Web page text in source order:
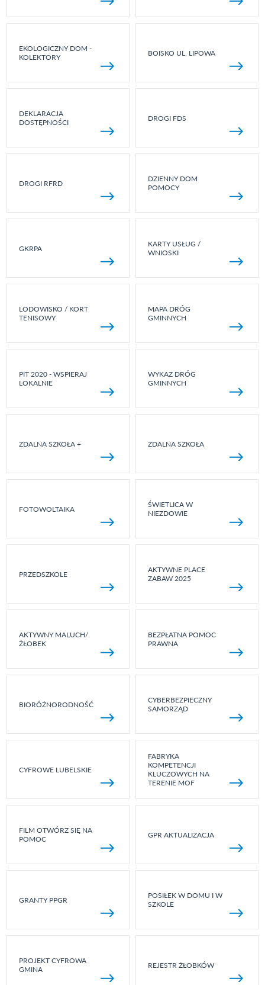
EKOLOGICZNY DOM -
KOLEKTORY
BOISKO UL. LIPOWA
DEKLARACJA
DOSTĘPNOŚCI
DROGI FDS
DROGI RFRD
DZIENNY DOM
POMOCY
GKRPA
KARTY USŁUG /
WNIOSKI
LODOWISKO / KORT
TENISOWY
MAPA DRÓG
GMINNYCH
PIT 2020 - WSPIERAJ
LOKALNIE
WYKAZ DRÓG
GMINNYCH
ZDALNA SZKOŁA + ZDALNA SZKOŁA
FOTOWOLTAIKA
ŚWIETLICA W
NIEZDOWIE
PRZEDSZKOLE
AKTYWNE PLACE
ZABAW 2025
AKTYWNY MALUCH/
ŻŁOBEK
BEZPŁATNA POMOC
PRAWNA
BIORÓŻNORODNOŚĆ
CYBERBEZPIECZNY
SAMORZĄD
CYFROWE LUBELSKIE
FABRYKA
KOMPETENCJI
KLUCZOWYCH NA
TERENIE MOF
FILM OTWÓRZ SIĘ NA
POMOC
GPR AKTUALIZACJA
GRANTY PPGR
POSIŁEK W DOMU I W
SZKOLE
PROJEKT CYFROWA
GMINA
REJESTR ŻŁOBKÓW